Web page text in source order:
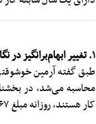
۱. تغییر ابهام‌برانگیز در نگارش بخشنامه:
طبق گفته آرمین
کار هستند، روزانه مبلغ ۱۶۶,۶۶۷ ریال تعلق می‌گیرد.» این تغییر متن، باعث تداخل محاسباتی شده است.